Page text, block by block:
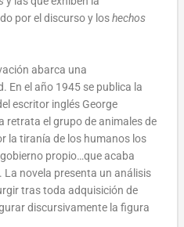
por el discurso y loshechos
abarca una
En el año 1945 se publica la
escritor inglés George
retrata el grupo de animales de
la tiranía de los humanos los
propio…que acaba
novela presenta un análisis
tras toda adquisición de
discursivamente la figura